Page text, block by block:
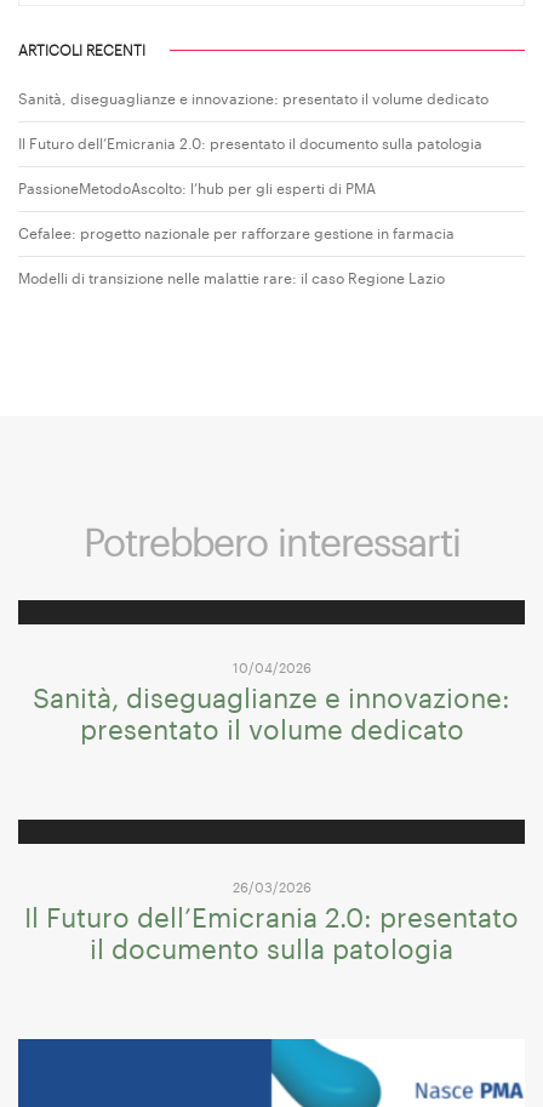
ARTICOLI RECENTI
Sanità, diseguaglianze e innovazione: presentato il volume dedicato
Il Futuro dell’Emicrania 2.0: presentato il documento sulla patologia
PassioneMetodoAscolto: l’hub per gli esperti di PMA
Cefalee: progetto nazionale per rafforzare gestione in farmacia
Modelli di transizione nelle malattie rare: il caso Regione Lazio
Potrebbero interessarti
10/04/2026
Sanità, diseguaglianze e innovazione:
presentato il volume dedicato
26/03/2026
Il Futuro dell’Emicrania 2.0: presentato
il documento sulla patologia